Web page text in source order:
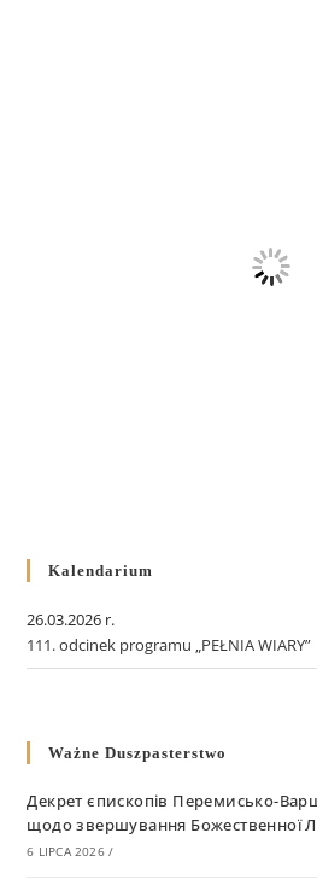
Kalendarium
26.03.2026 r.
111. odcinek programu „PEŁNIA WIARY”
Ważne Duszpasterstwo
Декрет єпископів Перемисько-
щодо звершування Божественної
6 LIPCA 2026 /